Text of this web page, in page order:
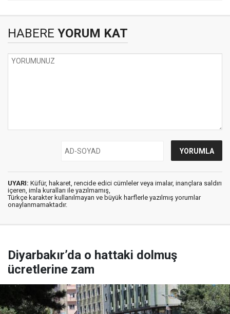
HABERE YORUM KAT
UYARI: Küfür, hakaret, rencide edici cümleler veya imalar, inançlara saldırı
içeren, imla kuralları ile yazılmamış,
Türkçe karakter kullanılmayan ve büyük harflerle yazılmış yorumlar
onaylanmamaktadır.
Diyarbakır’da o hattaki dolmuş
ücretlerine zam